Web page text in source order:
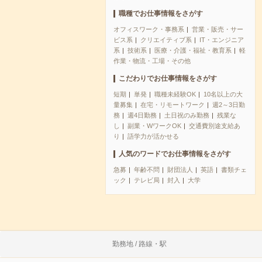
職種でお仕事情報をさがす
オフィスワーク・事務系
営業・販売・サー
ビス系
クリエイティブ系
IT・エンジニア
系
技術系 医療・介護・福祉・教育系
軽
作業・物流・工場・その他
こだわりでお仕事情報をさがす
短期 単発 職種未経験OK
10名以上の大
量募集
在宅・リモートワーク
週2～3日勤
務
週4日勤務 土日祝のみ勤務
残業な
し
副業・WワークOK
交通費別途支給あ
り
語学力が活かせる
人気のワードでお仕事情報をさがす
急募 年齢不問 財団法人 英語
書類チェ
ック
テレビ局 封入 大学
勤務地 / 路線・駅